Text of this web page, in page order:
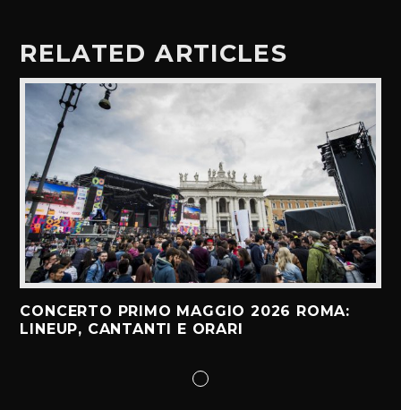
RELATED ARTICLES
CONCERTO PRIMO MAGGIO 2026 ROMA:
LINEUP, CANTANTI E ORARI